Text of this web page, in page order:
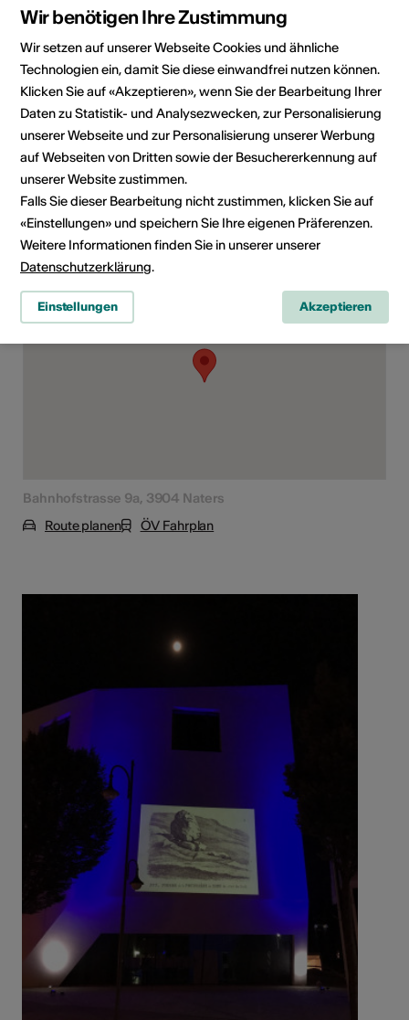
Webseite
Rubrik
Art der Veranstaltung
Festival
Altersfreigabe
Für alle
Veranstaltungsort
Bahnhofstrasse 9a, 3904 Naters
Route planen
ÖV Fahrplan
Wir benötigen Ihre Zustimmung
Wir setzen auf unserer Webseite Cookies und ähnliche
Technologien ein, damit Sie diese einwandfrei nutzen können.
Klicken Sie auf «Akzeptieren», wenn Sie der Bearbeitung Ihrer
Daten zu Statistik- und Analysezwecken, zur Personalisierung
unserer Webseite und zur Personalisierung unserer Werbung
auf Webseiten von Dritten sowie der Besuchererkennung auf
unserer Website zustimmen.
Falls Sie dieser Bearbeitung nicht zustimmen, klicken Sie auf
«Einstellungen» und speichern Sie Ihre eigenen Präferenzen.
Weitere Informationen finden Sie in unserer unserer
Datenschutzerklärung.
Einstellungen Akzeptieren